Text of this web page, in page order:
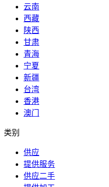
云南
西藏
陕西
甘肃
青海
宁夏
新疆
台湾
香港
澳门
类别
供应
提供服务
供应二手